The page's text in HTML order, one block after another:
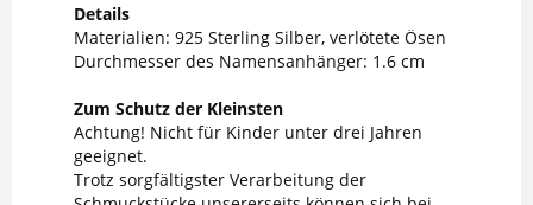
Details
Materialien: 925 Sterling Silber, verlötete Ösen
Durchmesser des Namensanhänger: 1.6 cm
Zum Schutz der Kleinsten
Achtung! Nicht für Kinder unter drei Jahren
geeignet.
Trotz sorgfältigster Verarbeitung der